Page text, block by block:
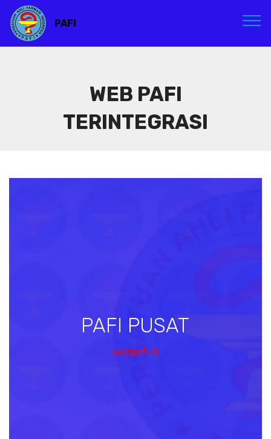
PAFI
WEB PAFI
TERINTEGRASI
PAFI PUSAT
webpafi.id